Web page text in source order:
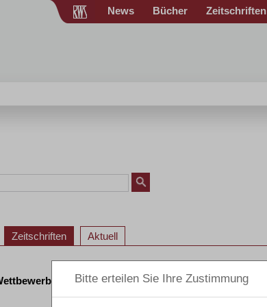
News Bücher Zeitschriften
Zeitschriften Aktuell
/ Journal of Competition Law